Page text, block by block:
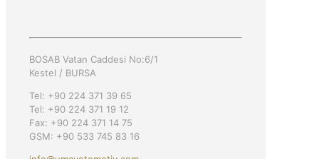
BOSAB Vatan Caddesi No:6/1
Kestel / BURSA
Tel: +90 224 371 39 65
Tel: +90 224 371 19 12
Fax: +90 224 371 14 75
GSM: +90 533 745 83 16